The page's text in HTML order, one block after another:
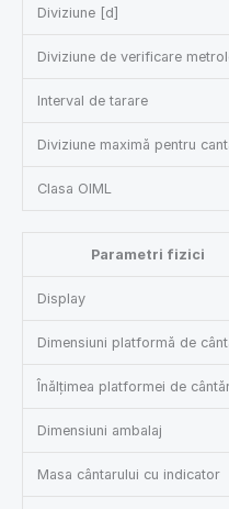
Diviziune [d]
Diviziune de verificare
Interval de tarare
Diviziune maximă pentru
Clasa OIML
Parametri fizici
Display
Dimensiuni platformă de
Înălțimea platformei de
Dimensiuni ambalaj
Masa cântarului cu indicator